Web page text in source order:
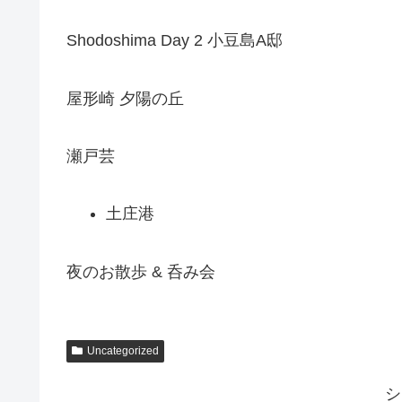
Shodoshima Day 2 小豆島A邸
屋形崎 夕陽の丘
瀬戸芸
土庄港
夜のお散歩 & 呑み会
Uncategorized